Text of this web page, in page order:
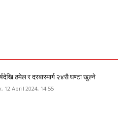
ठमेल र दरबारमार्ग २४सै घण्टा खुल्ने
12 April 2024, 14:55